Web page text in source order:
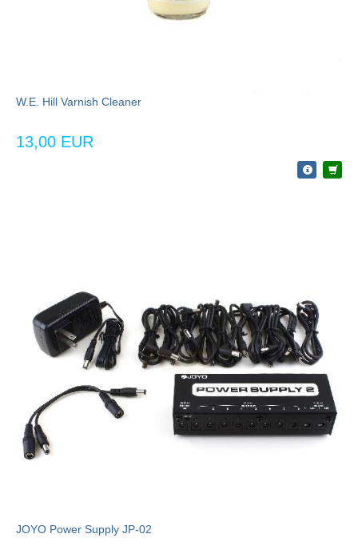
W.E. Hill Varnish Cleaner
13,00 EUR
JOYO Power Supply JP-02